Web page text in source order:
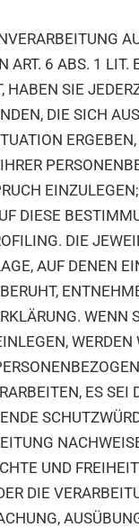
ART. 6 ABS. 1 LIT.
HABEN SIE
DIE SICH
DIESE
DIE
AUF DENEN
WENN
WERDEN
ES SEI
UND
DIE